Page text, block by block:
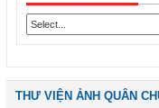
THƯ VIỆN ẢNH QUÂN